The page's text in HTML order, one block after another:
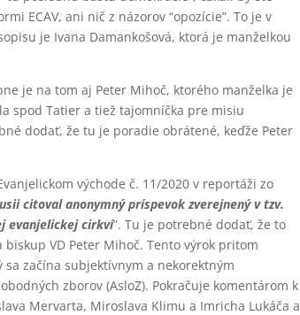
ECAV, ani nič z názorov “opozície”. To je v
je Ivana Damankošová, ktorá je manželkou
je na tom aj Peter Mihoč, ktorého manželka je
spod Tatier a tiež tajomníčka pre misiu
dodať, že tu je poradie obrátené, keďže Peter
východe č. 11/2020 v reportáži zo
citoval anonymný príspevok zverejnený v tzv.
evanjelickej cirkvi”. Tu je potrebné dodať, že to
VD Peter Mihoč. Tento výrok pritom
sa začína subjektívnym a nekorektným
zborov (AsloZ). Pokračuje komentárom k
Mervarta, Miroslava Klimu a Imricha Lukáča a